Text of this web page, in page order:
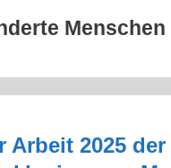
Menschen
Arbeit 2025